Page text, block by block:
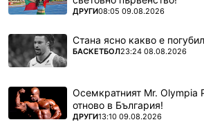
ПОВЕЧЕ ОТ
ДРУГИ08:05 09.08.2026
Стана ясно какво е
ПОВЕЧЕ ОТ
БАСКЕТБОЛ23:24 08.08.2026
Осемкратният Mr. Olympia
отново в България!
ПОВЕЧЕ ОТ
ДРУГИ13:10 09.08.2026